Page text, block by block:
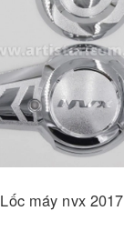
Lốc máy nvx 2017